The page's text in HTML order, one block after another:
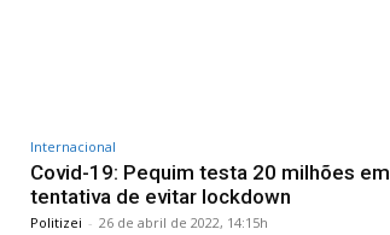
Internacional
Covid-19: Pequim testa 20 milhões em
tentativa de evitar lockdown
Politizei - 26 de abril de 2022, 14:15h